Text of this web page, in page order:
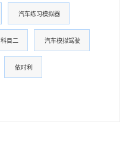
汽车练习模拟器
科目二 汽车模拟驾驶
依时利